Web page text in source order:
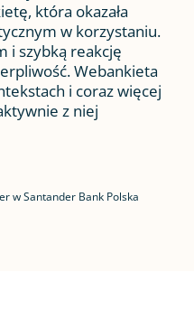
która okazała
w korzystaniu.
i szybką reakcję
Webankieta
i coraz więcej
z niej
w Santander Bank Polska